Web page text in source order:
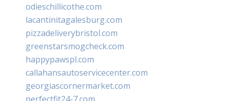
odieschillicothe.com
lacantinitagalesburg.com
pizzadeliverybristol.com
greenstarsmogcheck.com
happypawspl.com
callahansautoservicecenter.com
georgiascornermarket.com